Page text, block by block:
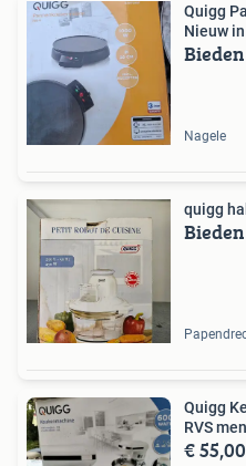
Quigg
Nieuw
Bieden
Nagele
quigg
Bieden
Quigg
RVS
€ 55,00